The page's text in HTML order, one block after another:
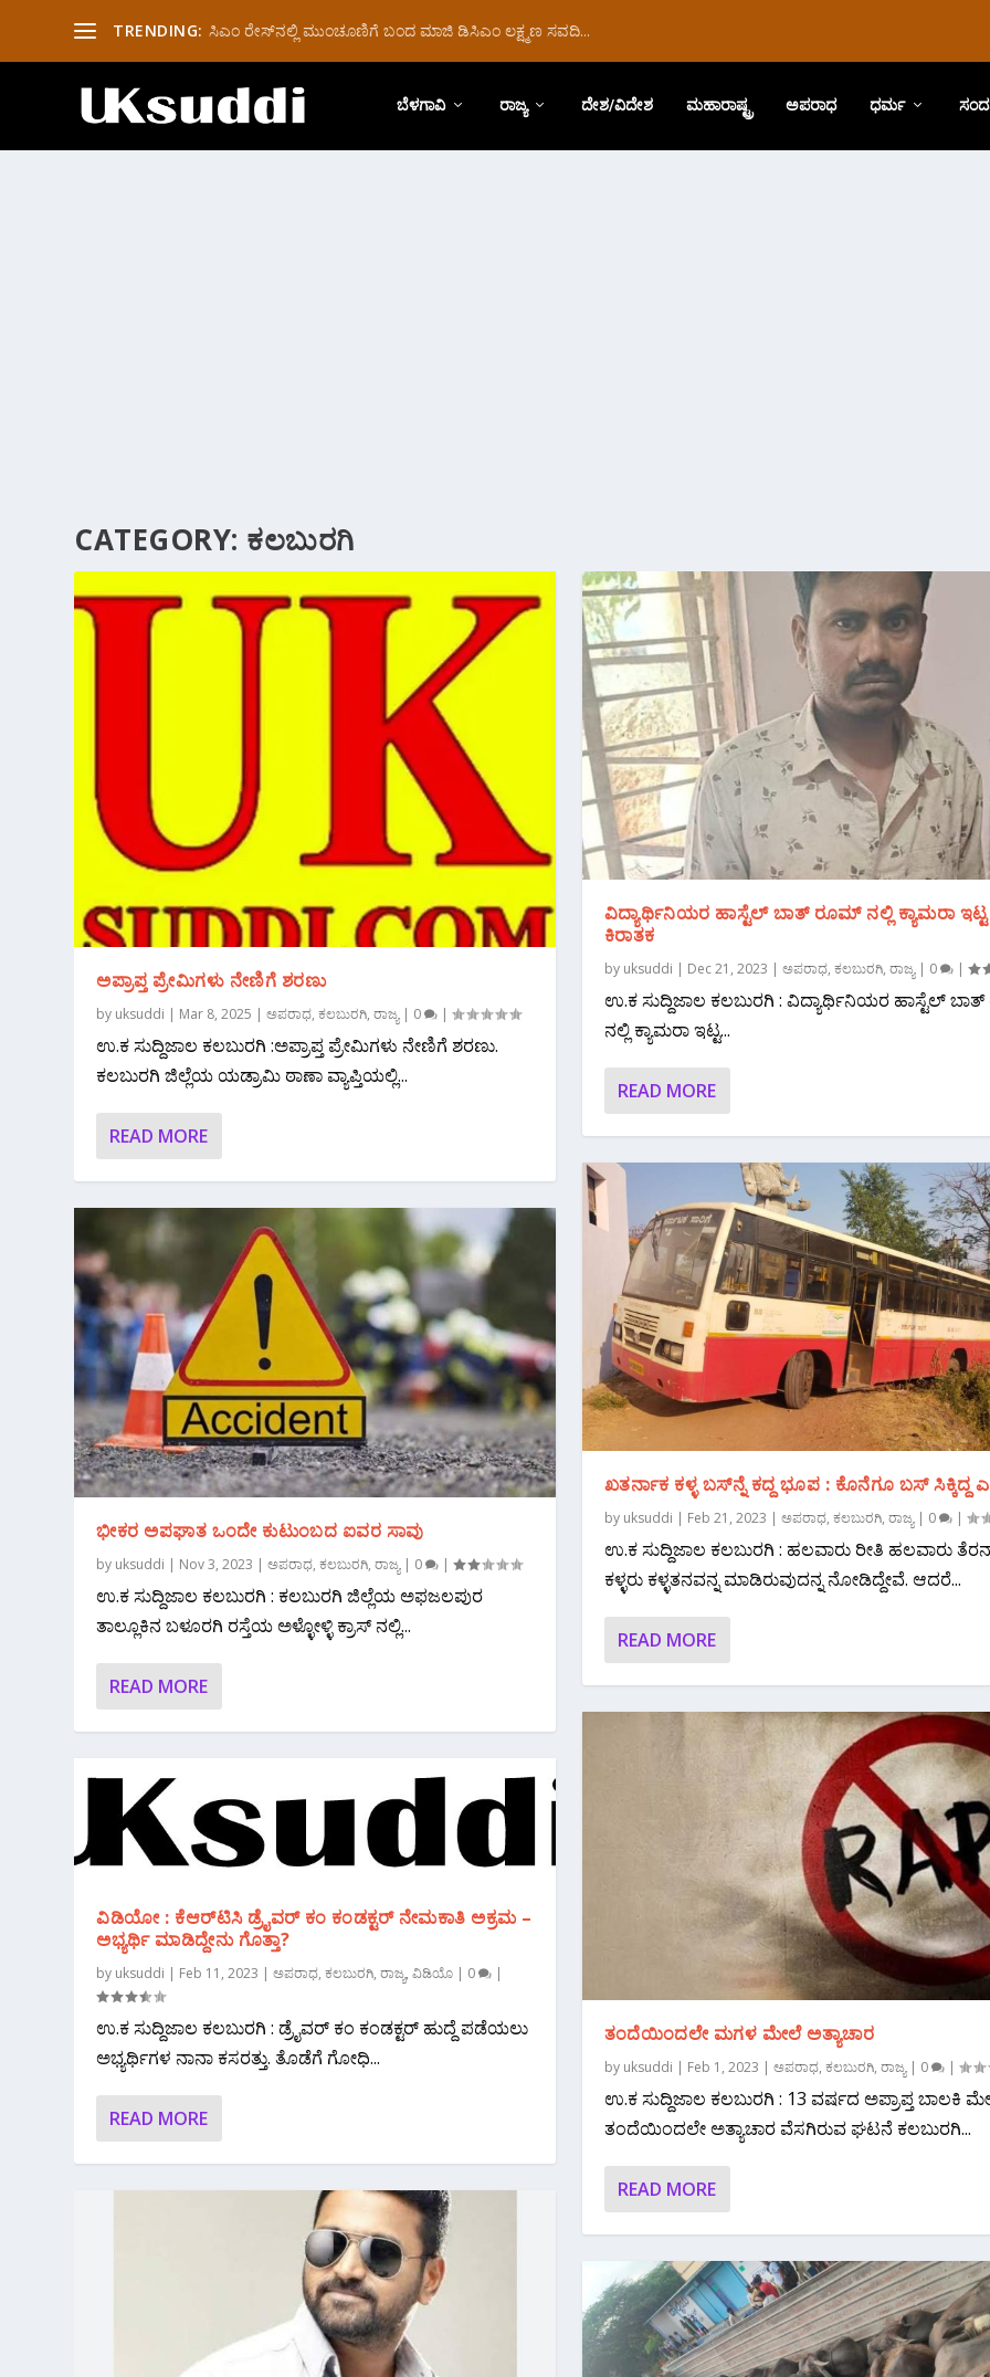
TRENDING: ಸಿಎಂ ರೇಸ್‌ನಲ್ಲಿ ಮುಂಚೂಣಿಗೆ ಬಂದ ಮಾಜಿ ಡಿಸಿಎಂ ಲಕ್ಷ್ಮಣ ಸವದಿ...
ಬೆಳಗಾವಿ ರಾಜ್ಯ ದೇಶ/ವಿದೇಶ ಮಹಾರಾಷ್ಟ್ರ ಅಪರಾಧ ಧರ್ಮ
CATEGORY: ಕಲಬುರಗಿ
ಅಪ್ರಾಪ್ತ ಪ್ರೇಮಿಗಳು ನೇಣಿಗೆ ಶರಣು
by uksuddi Mar 8, 2025 |ಅಪರಾಧ,ಕಲಬುರಗಿ,ರಾಜ್ಯ| 0 |
ಉ‌.ಕ ಸುದ್ದಿಜಾಲ ಕಲಬುರಗಿ :ಅಪ್ರಾಪ್ತ ಪ್ರೇಮಿಗಳು ನೇಣಿಗೆ ಶರಣು.
ಕಲಬುರಗಿ ಜಿಲ್ಲೆಯ ಯಡ್ರಾಮಿ ಠಾಣಾ ವ್ಯಾಪ್ತಿಯಲ್ಲಿ...
READ MORE
ಭೀಕರ ಅಪಘಾತ ಒಂದೇ ಕುಟುಂಬದ ಐವರ ಸಾವು
by uksuddi | Nov 3, 2023 |ಅಪರಾಧ,ಕಲಬುರಗಿ,ರಾಜ್ಯ| 0 |
ಉ.ಕ ಸುದ್ದಿಜಾಲ ಕಲಬುರಗಿ : ಕಲಬುರಗಿ ಜಿಲ್ಲೆಯ ಅಫಜಲಪುರ
ತಾಲ್ಲೂಕಿನ ಬಳೂರಗಿ ರಸ್ತೆಯ ಅಳ್ಳೋಳ್ಳಿ ಕ್ರಾಸ್ ನಲ್ಲಿ...
READ MORE
ವಿಡಿಯೋ : ಕೆಆರ್‌ಟಿಸಿ ಡ್ರೈವರ್ ಕಂ ಕಂಡಕ್ಟರ್ ನೇಮಕಾತಿ ಅಕ್ರಮ –
ಅಭ್ಯರ್ಥಿ ಮಾಡಿದ್ದೇನು ಗೊತ್ತಾ?
by uksuddi | Feb 11, 2023 |ಅಪರಾಧ,ಕಲಬುರಗಿ,ರಾಜ್ಯ,ವಿಡಿಯೊ | 0 |
ಉ.ಕ ಸುದ್ದಿಜಾಲ ಕಲಬುರಗಿ : ಡ್ರೈವರ್ ಕಂ ಕಂಡಕ್ಟರ್ ಹುದ್ದೆ ಪಡೆಯಲು
ಅಭ್ಯರ್ಥಿಗಳ ನಾನಾ ಕಸರತ್ತು. ತೊಡೆಗೆ ಗೋಧಿ...
READ MORE
ವಿದ್ಯಾರ್ಥಿನಿಯರ ಹಾಸ್ಟೆಲ್ ಬಾತ್ ರೂಮ್ ನಲ್ಲಿ ಕ್ಯಾಮರಾ ಇಟ್ಟ
ಕಿರಾತಕ
by uksuddi | Dec 21, 2023 | ಅಪರಾಧ, ಕಲಬುರಗಿ, ರಾಜ್ಯ| 0 |
ಉ.ಕ‌ ಸುದ್ದಿಜಾಲ ಕಲಬುರಗಿ : ವಿದ್ಯಾರ್ಥಿನಿಯರ ಹಾಸ್ಟೆಲ್
ನಲ್ಲಿ ಕ್ಯಾಮರಾ ಇಟ್ಟ...
READ MORE
ಖತರ್ನಾಕ ಕಳ್ಳ ಬಸ್‌ನ್ನೆ ಕದ್ದ ಭೂಪ : ಕೊನೆಗೂ ಬಸ್ ಸಿಕ್ಕಿದ್ದ
by uksuddi | Feb 21, 2023 | ಅಪರಾಧ, ಕಲಬುರಗಿ, ರಾಜ್ಯ| 0 |
ಉ.ಕ ಸುದ್ದಿಜಾಲ ಕಲಬುರಗಿ : ಹಲವಾರು ರೀತಿ ಹಲವಾರು
ಕಳ್ಳರು ಕಳ್ಳತನವನ್ನ ಮಾಡಿರುವುದನ್ನ ನೋಡಿದ್ದೇವೆ. ಆದರೆ...
READ MORE
ತಂದೆಯಿಂದಲೇ ಮಗಳ ಮೇಲೆ ಅತ್ಯಾಚಾರ
by uksuddi | Feb 1, 2023 | ಅಪರಾಧ, ಕಲಬುರಗಿ, ರಾಜ್ಯ| 0 |
ಉ.ಕ ಸುದ್ದಿಜಾಲ ಕಲಬುರಗಿ : 13 ವರ್ಷದ ಅಪ್ರಾಪ್ತ ಬಾಲಕಿ
ತಂದೆಯಿಂದಲೇ ಅತ್ಯಾಚಾರ ವೆಸಗಿರುವ ಘಟನೆ ಕಲಬುರಗಿ...
READ MORE